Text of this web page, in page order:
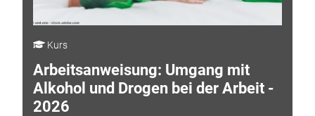
Kurs
Arbeitsanweisung: Umgang mit
Alkohol und Drogen bei der Arbeit -
2026